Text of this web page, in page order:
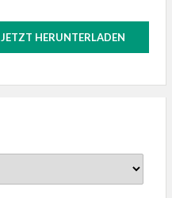
JETZT HERUNTERLADEN